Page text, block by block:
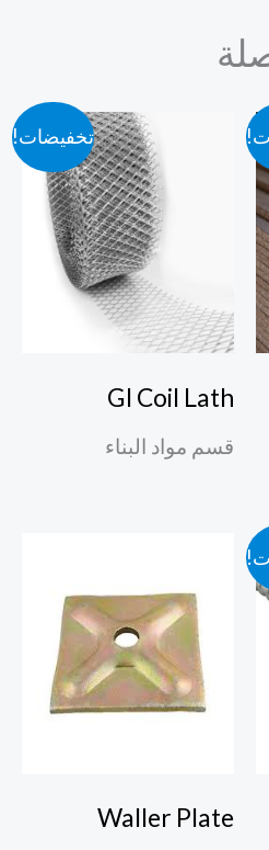
تخفيضات!
GI Coil Lath
قسم مواد البناء
Waller Plate